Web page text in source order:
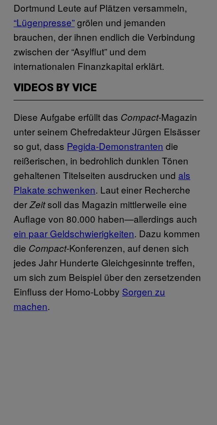
Dortmund Leute auf Plätzen versammeln,
“Lügenpresse”grölen und jemanden
brauchen, der ihnen endlich die Verbindung
zwischen der “Asylflut” und dem
internationalen Finanzkapital erklärt.
VIDEOS BY VICE
Diese Aufgabe erfüllt das Compact-Magazin
unter seinem Chefredakteur Jürgen Elsässer
so gut, dass Pegida-Demonstranten die
reißerischen, in bedrohlich dunklen Tönen
gehaltenen Titelseiten ausdrucken und als
Plakate schwenken. Laut einer Recherche
derZeitsoll das Magazin mittlerweile eine
Auflage von 80.000 haben—allerdings auch
ein paar Geldschwierigkeiten. Dazu kommen
die Compact-Konferenzen, auf denen sich
jedes Jahr Hunderte Gleichgesinnte treffen,
um sich zum Beispiel über den zersetzenden
Einfluss der Homo-Lobby Sorgen zu
machen.